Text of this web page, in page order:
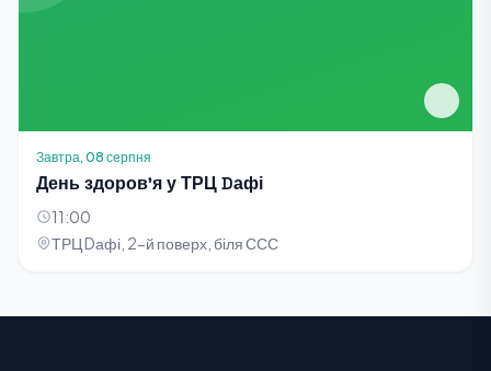
Завтра, 08 серпня
День здоровʼя у ТРЦ Dафі
11:00
ТРЦ Dафі, 2-й поверх, біля ССС